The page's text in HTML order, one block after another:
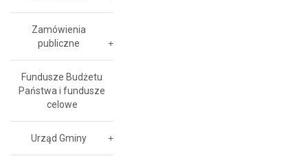
Zamówienia
publiczne
Fundusze Budżetu
Państwa i fundusze
celowe
Urząd Gminy